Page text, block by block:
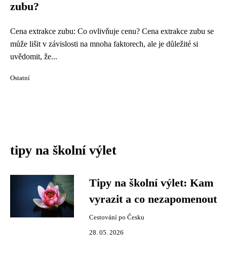
zubu?
Cena extrakce zubu: Co ovlivňuje cenu? Cena extrakce zubu se
může lišit v závislosti na mnoha faktorech, ale je důležité si
uvědomit, že...
Ostatní
tipy na školní výlet
Tipy na školní výlet: Kam
vyrazit a co nezapomenout
Cestování po Česku
28. 05. 2026